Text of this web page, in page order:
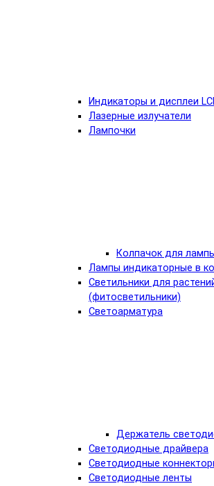
Индикаторы и дисплеи
Лазерные излучатели
Лампочки
Колпачок для
Лампы индикаторные в
Светильники для
(фитосветильники)
Светоарматура
Держатель
Светодиодные драйвера
Светодиодные
Светодиодные ленты